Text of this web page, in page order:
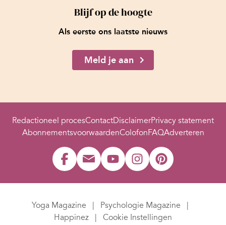
Blijf op de hoogte
Als eerste ons laatste nieuws
Meld je aan
Redactioneel procesContactDisclaimerPrivacy statement
AbonnementsvoorwaardenColofonFAQAdverteren
Yoga Magazine
Psychologie Magazine
Happinez
Cookie Instellingen